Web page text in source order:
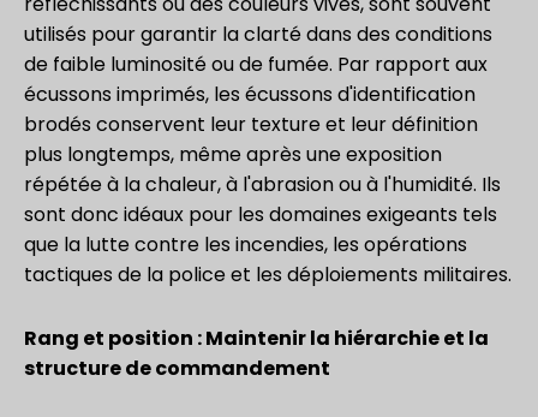
utilisés pour garantir la clarté dans des conditions
de faible luminosité ou de fumée. Par rapport aux
écussons imprimés, les écussons d'identification
brodés conservent leur texture et leur définition
plus longtemps, même après une exposition
répétée à la chaleur, à l'abrasion ou à l'humidité. Ils
sont donc idéaux pour les domaines exigeants tels
que la lutte contre les incendies, les opérations
tactiques de la police et les déploiements militaires.
Rang et position : Maintenir la hiérarchie et la
structure de commandement